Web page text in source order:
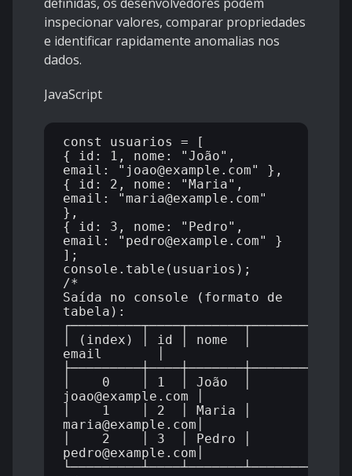
inspecionar valores, comparar propriedades
e identificar rapidamente anomalias nos
dados.
JavaScript
const usuarios = [
{ id: 1, nome: "João",
email: "joao@example.com" },
{ id: 2, nome: "Maria",
email: "maria@example.com"
},
{ id: 3, nome: "Pedro",
email: "pedro@example.com" }
];
console.table(usuarios);
/*
Saída no console (formato de
tabela):
│ (index) │ id │ nome  │
email       │
│    0    │ 1  │ João  │
joao@example.com │
│    1    │ 2  │ Maria │
maria@example.com│
│    2    │ 3  │ Pedro │
pedro@example.com│